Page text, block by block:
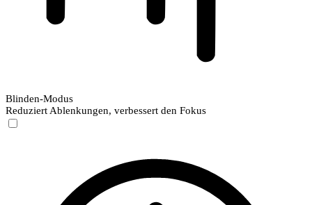
Blinden-Modus
Reduziert Ablenkungen, verbessert den Fokus